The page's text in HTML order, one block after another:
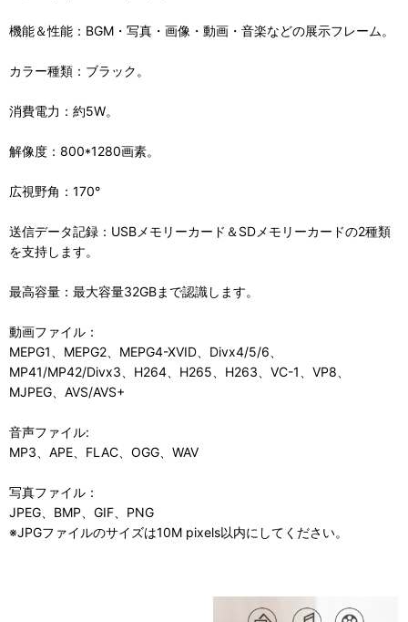
機能＆性能：BGM・写真・画像・動画・音楽などの展示フレーム。
カラー種類：ブラック。
消費電力：約5W。
解像度：800*1280画素。
広視野角：170°
送信データ記録：USBメモリーカード＆SDメモリーカードの2種類
を支持します。
最高容量：最大容量32GBまで認識します。
動画ファイル：
MEPG1、MEPG2、MEPG4-XVID、Divx4/5/6、
MP41/MP42/Divx3、H264、H265、H263、VC-1、VP8、
MJPEG、AVS/AVS+
音声ファイル:
MP3、APE、FLAC、OGG、WAV
写真ファイル：
JPEG、BMP、GIF、PNG
※JPGファイルのサイズは10M pixels以内にしてください。